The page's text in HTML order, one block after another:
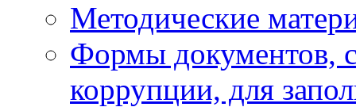
Методические
Формы документов,
коррупции, для